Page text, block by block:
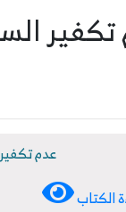
عدم
الكتاب